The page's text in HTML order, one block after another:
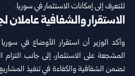
للتعرف إلى إمكانات الاستثمار في سوريا.
الاستقرار والشفافية
وأكد الوزير أن استقرار الأوضاع في
المشجعة على الاستثمار، إلى جانب التزام
تضمن الشفافية والكفاءة في تنفيذ